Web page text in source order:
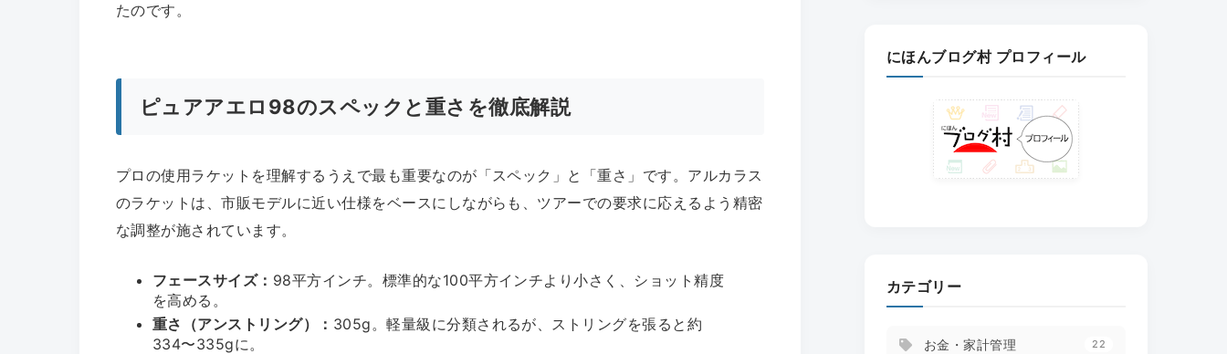
たのです。
ピュアアエロ98のスペックと重さを徹底解説
プロの使用ラケットを理解するうえで最も重要なのが「スペック」と「重さ」です。アルカラス
のラケットは、市販モデルに近い仕様をベースにしながらも、ツアーでの要求に応えるよう精密
な調整が施されています。
フェースサイズ： 98平方インチ。標準的な100平方インチより小さく、ショット精度
を高める。
重さ（アンストリング）： 305g。軽量級に分類されるが、ストリングを張ると約
334〜335gに。
にほんブログ村 プロフィール
カテゴリー
お金・家計管理 22